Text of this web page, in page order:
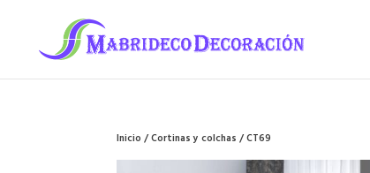
Inicio/Cortinas y colchas/ CT69